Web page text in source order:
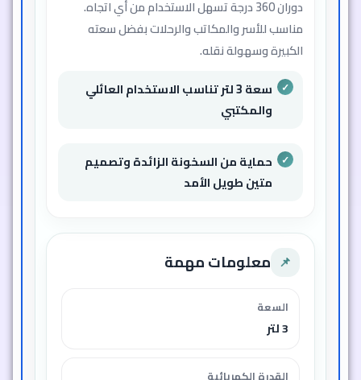
دوران 360 درجة تسهل الاستخدام من أي اتجاه.
مناسب للأسر والمكاتب والرحلات بفضل سعته
الكبيرة وسهولة نقله.
سعة 3 لتر تناسب الاستخدام العائلي
والمكتبي
حماية من السخونة الزائدة وتصميم
متين طويل الأمد
📌 معلومات مهمة
السعة
3 لتر